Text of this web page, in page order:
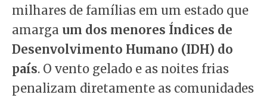
milhares de famílias em um estado que
amarga um dos menores Índices de
Desenvolvimento Humano (IDH) do
país. O vento gelado e as noites frias
penalizam diretamente as comunidades